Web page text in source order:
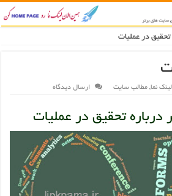
تحقیق در عملیات
لینک نما, مطالب سایت ارسال دیدگاه
درباره تحقیق در عملیات